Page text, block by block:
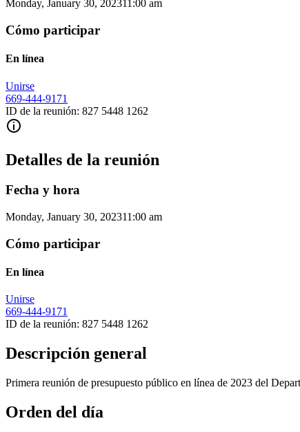
Monday, January 30, 202311:00 am
Cómo participar
En línea
Unirse
669-444-9171
ID de la reunión: 827 5448 1262
Detalles de la reunión
Fecha y hora
Monday, January 30, 202311:00 am
Cómo participar
En línea
Unirse
669-444-9171
ID de la reunión: 827 5448 1262
Descripción general
Primera reunión de presupuesto público en línea de 2023 del
Orden del día